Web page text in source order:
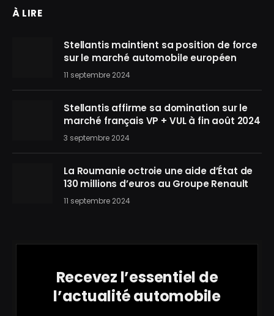
À LIRE
Stellantis maintient sa position de force
sur le marché automobile européen
11 septembre 2024
Stellantis affirme sa domination sur le
marché français VP + VUL à fin août 2024
3 septembre 2024
La Roumanie octroie une aide d’État de
130 millions d’euros au Groupe Renault
11 septembre 2024
Recevez l’essentiel de
l’actualité automobile